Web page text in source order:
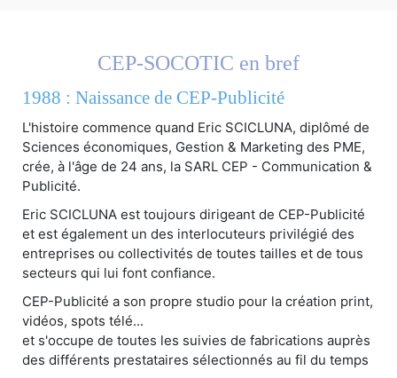
CEP-SOCOTIC en bref
1988 : Naissance de CEP-Publicité
L'histoire commence quand Eric SCICLUNA, diplômé de
Sciences économiques, Gestion & Marketing des PME,
crée, à l'âge de 24 ans, la SARL CEP - Communication &
Publicité.
Eric SCICLUNA est toujours dirigeant de CEP-Publicité
et est également un des interlocuteurs privilégié des
entreprises ou collectivités de toutes tailles et de tous
secteurs qui lui font confiance.
CEP-Publicité a son propre studio pour la création print,
vidéos, spots télé...
et s'occupe de toutes les suivies de fabrications auprès
des différents prestataires sélectionnés au fil du temps